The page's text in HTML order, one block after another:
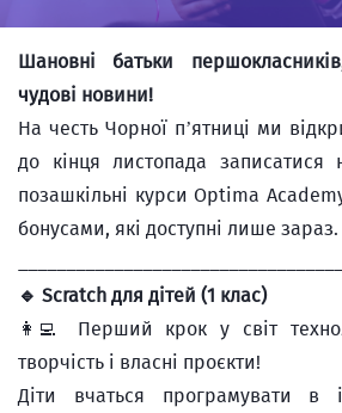
Шановні батьки
чудові новини!
На честь Чорної п’ятниці ми
до кінця листопада записатися
позашкільні курси Optima
бонусами, які доступні лише зараз.
🔹 Scratch для дітей (1 клас)
👩‍💻 Перший крок у світ
творчість і власні проєкти!
Діти вчаться програмувати в